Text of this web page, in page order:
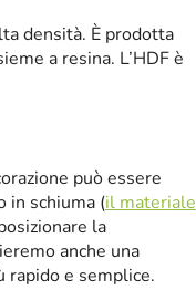
densità. È prodotta
a resina. L’HDF è
può essere
in schiuma (il materiale
la
anche una
rapido e semplice.